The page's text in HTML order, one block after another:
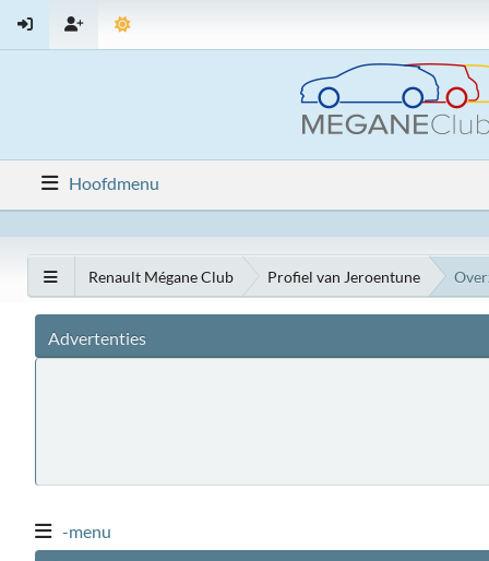
Hoofdmenu
Renault Mégane Club Profiel van Jeroentune
Advertenties
-menu